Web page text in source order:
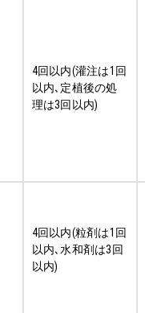
4回以内(灌注は1回
以内､定植後の処
理は3回以内)
4回以内(粒剤は1回
以内､水和剤は3回
以内)